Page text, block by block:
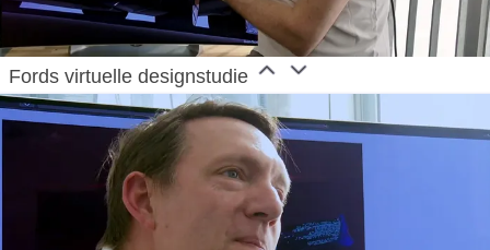
Fords virtuelle designstudie